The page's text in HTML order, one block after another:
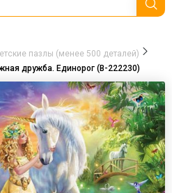
пазлы (менее 500 деталей)
дружба. Единорог (В-222230)